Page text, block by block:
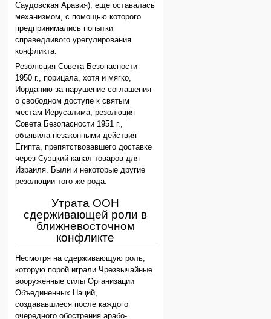
Саудовская Аравия), еще оставалась
механизмом, с помощью которого
предпринимались попытки
справедливого урегулирования
конфликта.
Резолюция Совета Безопасности
1950 г., порицала, хотя и мягко,
Иорданию за нарушение соглашения
о свободном доступе к святым
местам Иерусалима; резолюция
Совета Безопасности 1951 г.,
объявила незаконными действия
Египта, препятствовавшего доставке
через Суэцкий канал товаров для
Израиля. Были и некоторые другие
резолюции того же рода.
Утрата ООН
сдерживающей роли в
ближневосточном
конфликте
Несмотря на сдерживающую роль,
которую порой играли Чрезвычайные
вооруженные силы Организации
Объединенных Наций,
создававшиеся после каждого
очередного обострения арабо-